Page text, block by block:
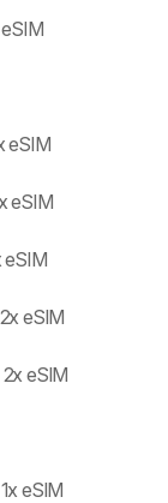
eSIM
eSIM
eSIM
eSIM
eSIM
eSIM